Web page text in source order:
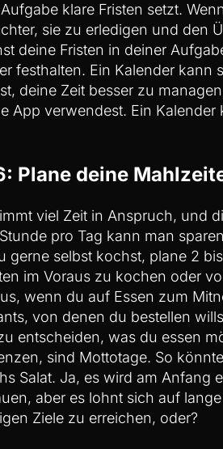
klare Fristen setzt.
sie zu erledigen und den
deine Fristen in deiner
festhalten. Ein Kalender
deine Zeit besser zu
App verwendest. Ein
Plane deine
viel Zeit in Anspruch, und
pro Tag kann man
gerne selbst kochst, plane 2
im Voraus zu kochen oder
wenn du auf Essen zum
von denen du bestellen
entscheiden, was du essen
sind Mottotage. So
Salat. Ja, es wird am Anfang
aber es lohnt sich auf
Ziele zu erreichen, oder?